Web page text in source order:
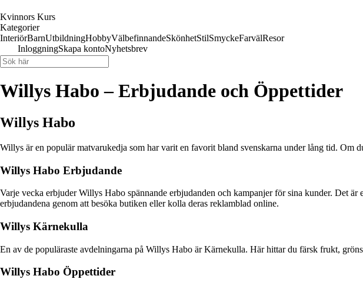
Kvinnors Kurs
Kategorier
InteriörBarnUtbildningHobbyVälbefinnandeSkönhetStilSmyckeFarvälResor
InloggningSkapa kontoNyhetsbrev
Willys Habo – Erbjudande och Öppettider
Willys Habo
Willys är en populär matvarukedja som har varit en favorit bland svenskarna under lång tid.
Willys Habo Erbjudande
Varje vecka erbjuder Willys Habo spännande erbjudanden och kampanjer för sina kunder. Det
erbjudandena genom att besöka butiken eller kolla deras reklamblad online.
Willys Kärnekulla
En av de populäraste avdelningarna på Willys Habo är Kärnekulla. Här hittar du färsk frukt,
Willys Habo Öppettider